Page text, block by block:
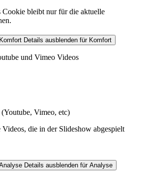
Cookie bleibt nur für die aktuelle
Details ausblenden für Komfort
und Vimeo Videos
Vimeo, etc)
die in der Slideshow abgespielt
Details ausblenden für Analyse